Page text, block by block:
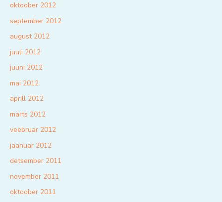
oktoober 2012
september 2012
august 2012
juuli 2012
juuni 2012
mai 2012
aprill 2012
märts 2012
veebruar 2012
jaanuar 2012
detsember 2011
november 2011
oktoober 2011